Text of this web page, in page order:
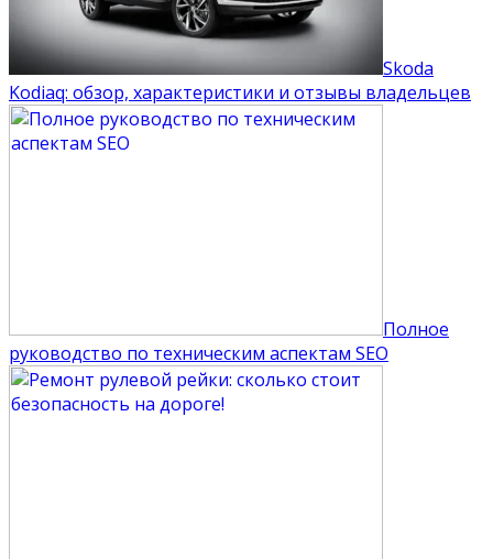
Skoda
Kodiaq: обзор, характеристики и отзывы владельцев
Полное
руководство по техническим аспектам SEO